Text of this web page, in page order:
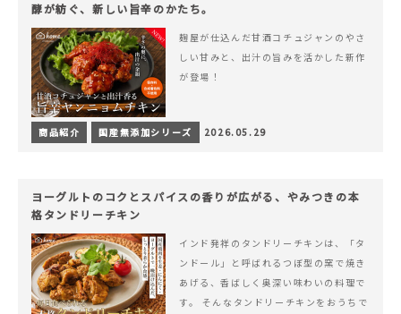
酵が紡ぐ、新しい旨辛のかたち。
麹屋が仕込んだ甘酒コチュジャンのやさ
しい甘みと、出汁の旨みを活かした新作
が登場！
商品紹介 国産無添加シリーズ 2026.05.29
ヨーグルトのコクとスパイスの香りが広がる、やみつきの本
格タンドリーチキン
インド発祥のタンドリーチキンは、「タ
ンドール」と呼ばれるつぼ型の窯で焼き
あげる、香ばしく奥深い味わいの料理で
す。 そんなタンドリーチキンをおうちで